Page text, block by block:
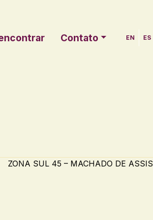
Contato EN ES
ZONA SUL 45 – MACHADO DE ASSIS